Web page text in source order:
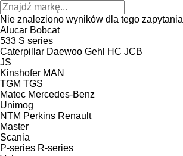
Nie znaleziono wyników dla tego zapytania
Alucar Bobcat
533 S series
Caterpillar Daewoo Gehl HC JCB
JS
Kinshofer MAN
TGM TGS
Matec Mercedes-Benz
Unimog
NTM Perkins Renault
Master
Scania
P-series R-series